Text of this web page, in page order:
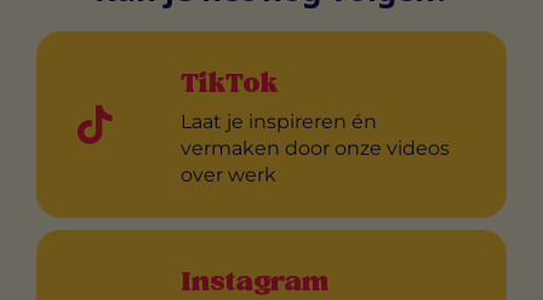
TikTok
Laat je inspireren én
vermaken door onze videos
over werk
Instagram